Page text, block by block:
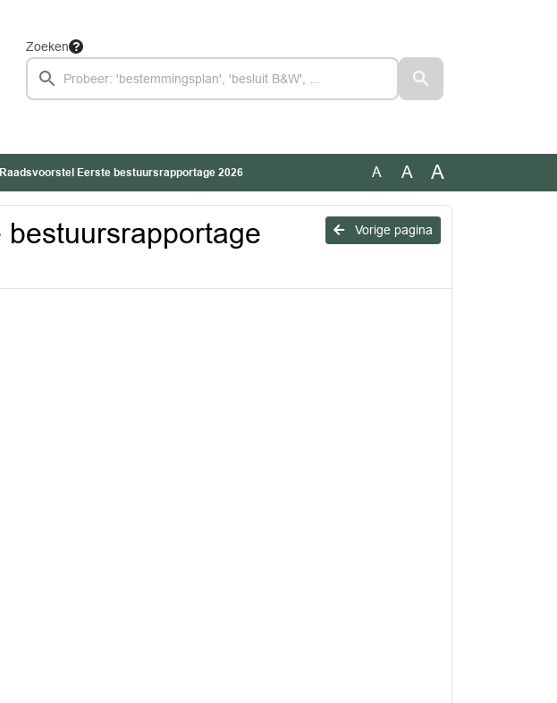
Zoeken
Raadsvoorstel Eerste bestuursrapportage 2026 A A A
Vorige pagina